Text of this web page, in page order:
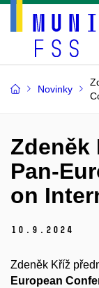
Novinky
Zdeněk
Pan-
on
10. 9. 2024
Zdeněk Kříž
European